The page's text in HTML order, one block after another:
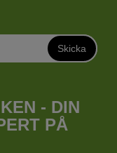
Skicka
- DIN
PÅ